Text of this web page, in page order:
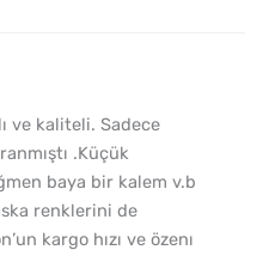
ve kaliteli. Sadece
.Küçük
baya bir kalem v.b
renklerini de
kargo hızı ve özenı